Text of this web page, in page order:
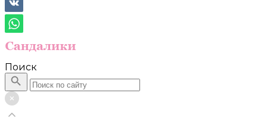
Поиск